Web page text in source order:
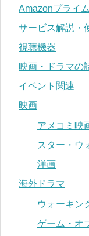
Amazonプライム
サービス解説・
視聴機器
映画・ドラマの
イベント関連
映画
アメコミ映
スター・ウ
洋画
海外ドラマ
ウォーキン
ゲーム・オ